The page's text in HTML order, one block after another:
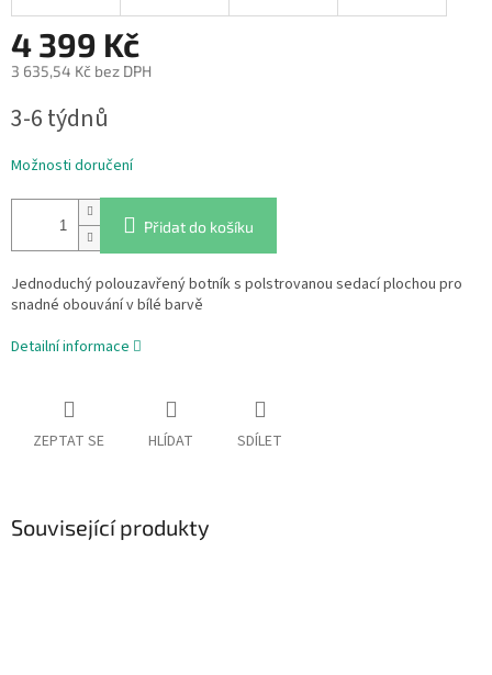
4 399 Kč
3 635,54 Kč bez DPH
cena:
3-6 týdnů
Možnosti doručení
Přidat do košíku
Jednoduchý polouzavřený botník s polstrovanou sedací plochou pro
snadné obouvání v bílé barvě
Detailní informace
ZEPTAT SE HLÍDAT SDÍLET
Související produkty